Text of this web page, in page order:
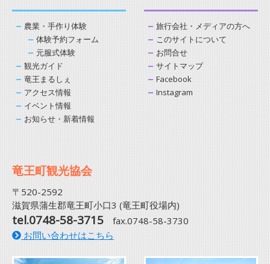
農業・手作り体験
体験予約フォーム
元服式体験
観光ガイド
竜王まるしぇ
アクセス情報
イベント情報
お知らせ・新着情報
旅行会社・メディアの方へ
このサイトについて
お問合せ
サイトマップ
Facebook
Instagram
竜王町観光協会
〒520-2592
滋賀県蒲生郡竜王町小口3 (竜王町役場内)
tel.0748-58-3715 fax.0748-58-3730
お問い合わせはこちら